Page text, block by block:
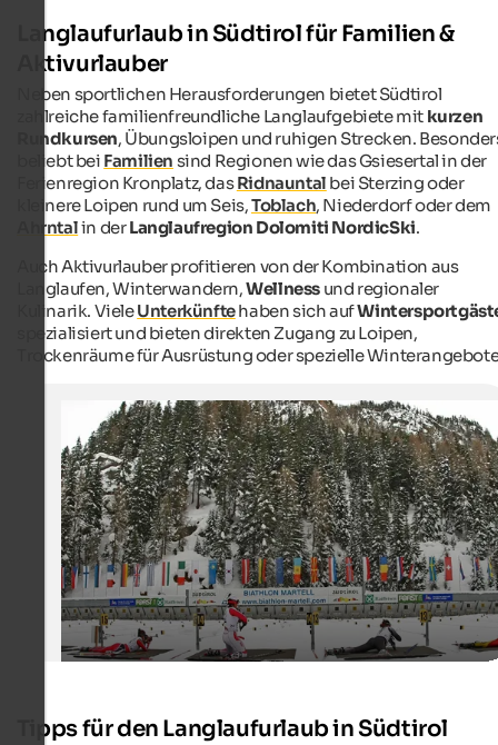
Biathlonzentrum Martell
Der nordische Skisport steht im Martell im Mittelpunkt:
bietet ein großartiges Biathlonzentrum.
Regionalentwicklungs-Genossenschaft Martell 3B - Fotostudio 2000
Langlaufurlaub in Südtirol für Familien &
Aktivurlauber
Neben sportlichen Herausforderungen bietet Südtirol
zahlreiche familienfreundliche Langlaufgebiete mit kurzen
Rundkursen, Übungsloipen und ruhigen Strecken.
beliebt bei Familien sind Regionen wie das Gsiesertal in der
Ferienregion Kronplatz, dasRidnauntal bei Sterzing oder
kleinere Loipen rund um Seis,Toblach, Niederdorf oder dem
Ahrntalin derLanglaufregion Dolomiti NordicSki.
Auch Aktivurlauber profitieren von der Kombination aus
Langlaufen, Winterwandern,Wellness und regionaler
Kulinarik. VieleUnterkünftehaben sich auf
spezialisiert und bieten direkten Zugang zu Loipen,
Trockenräume für Ausrüstung oder spezielle
Tipps für den Langlaufurlaub in Südtirol